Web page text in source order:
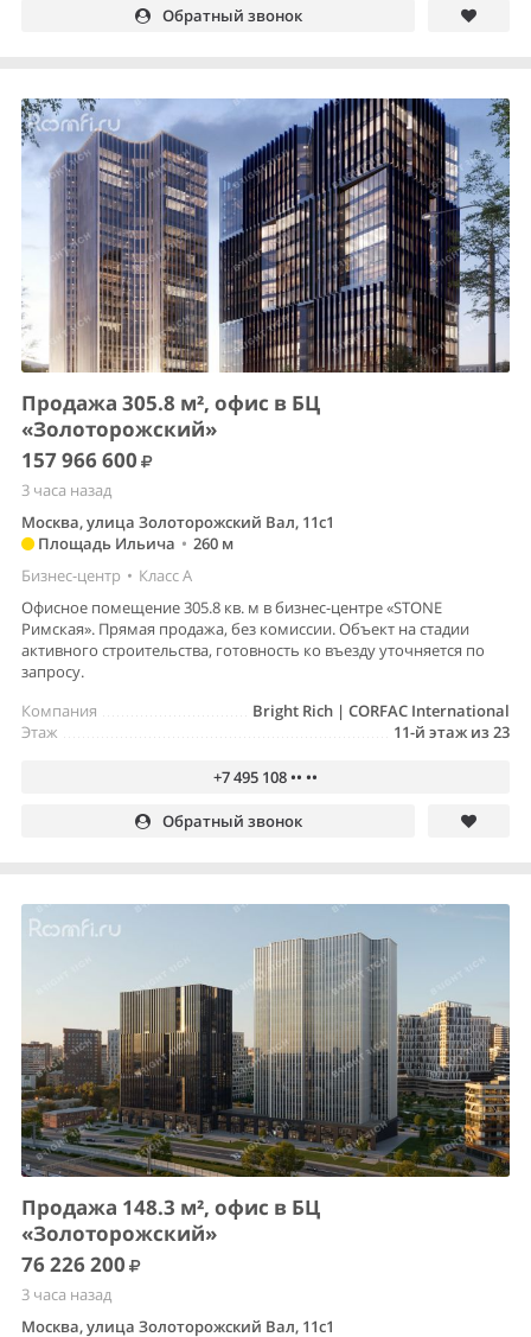
Обратный звонок
Продажа 305.8 м², офис в БЦ
«Золоторожский»
157 966 600
3 часа назад
Москва, улица Золоторожский Вал, 11с1
Площадь Ильича • 260 м
Бизнес-центр • Класс A
Офисное помещение 305.8 кв. м в бизнес-центре «STONE
Римская». Прямая продажа, без комиссии. Объект на стадии
активного строительства, готовность ко въезду уточняется по
запросу.
Bright Rich | CORFAC International
Компания
11-й этаж из 23
Этаж
+7 495 108 •• ••
Обратный звонок
Продажа 148.3 м², офис в БЦ
«Золоторожский»
76 226 200
3 часа назад
Москва, улица Золоторожский Вал, 11с1